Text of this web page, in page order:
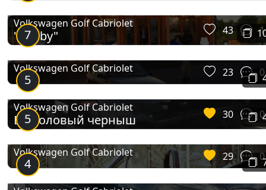
Golf Cabriolet Mk6
7
Volkswagen Golf Cabriolet
"Cabby" 43 1
5
Volkswagen Golf Cabriolet 23 0
5
Volkswagen Golf Cabriolet
Безголовый черныш 30 0
4
Volkswagen Golf Cabriolet 29 0